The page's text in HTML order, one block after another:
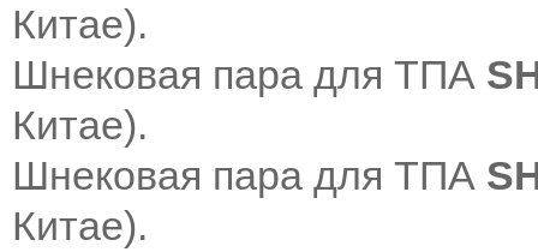
Китае).
Шнековая пара для ТПА
Китае).
Шнековая пара для ТПА
Китае).